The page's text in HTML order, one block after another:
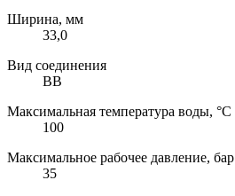
Ширина, мм
33,0
Вид соединения
ВВ
Максимальная температура воды, °C
100
Максимальное рабочее давление, бар
35